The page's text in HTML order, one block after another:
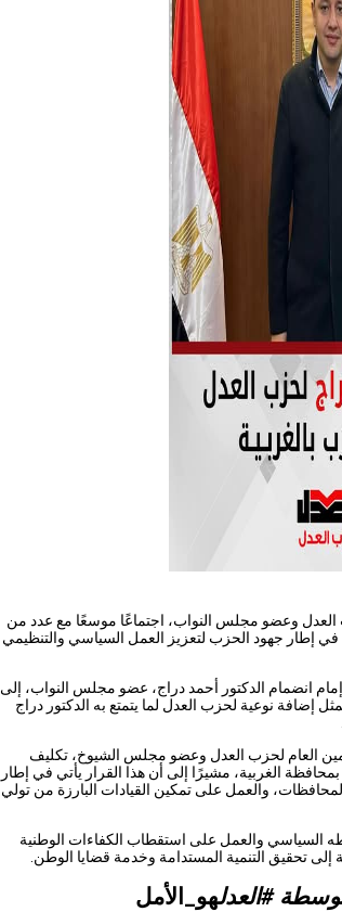
العدل وعضو مجلس النواب، اجتماعًا موسعًا مع عدد من
في إطار جهود الحزب لتعزيز العمل السياسي والتنظيمي
إمام انضمام الدكتور أحمد دراج، عضو مجلس النواب، إلى
نوعية لحزب العدل لما يتمتع به الدكتور دراج
العام لحزب العدل وعضو مجلس الشيوخ، تكليف
الغربية، مشيرًا إلى أن هذا القرار يأتي في إطار
والعمل على تمكين القيادات البارزة من تولي
السياسي والعمل على استقطاب الكفاءات الوطنية
إلى تحقيق التنمية المستدامة وخدمة قضايا الوطن.
#العدلهو_الأمل